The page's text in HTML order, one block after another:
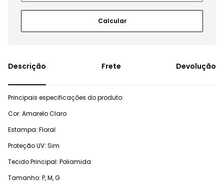
Frete Devolução
Principais especificações do produto:
Cor: Amarelo Claro
Estampa: Floral
Proteção UV: Sim
Tecido Principal: Poliamida
Tamanho: P, M, G